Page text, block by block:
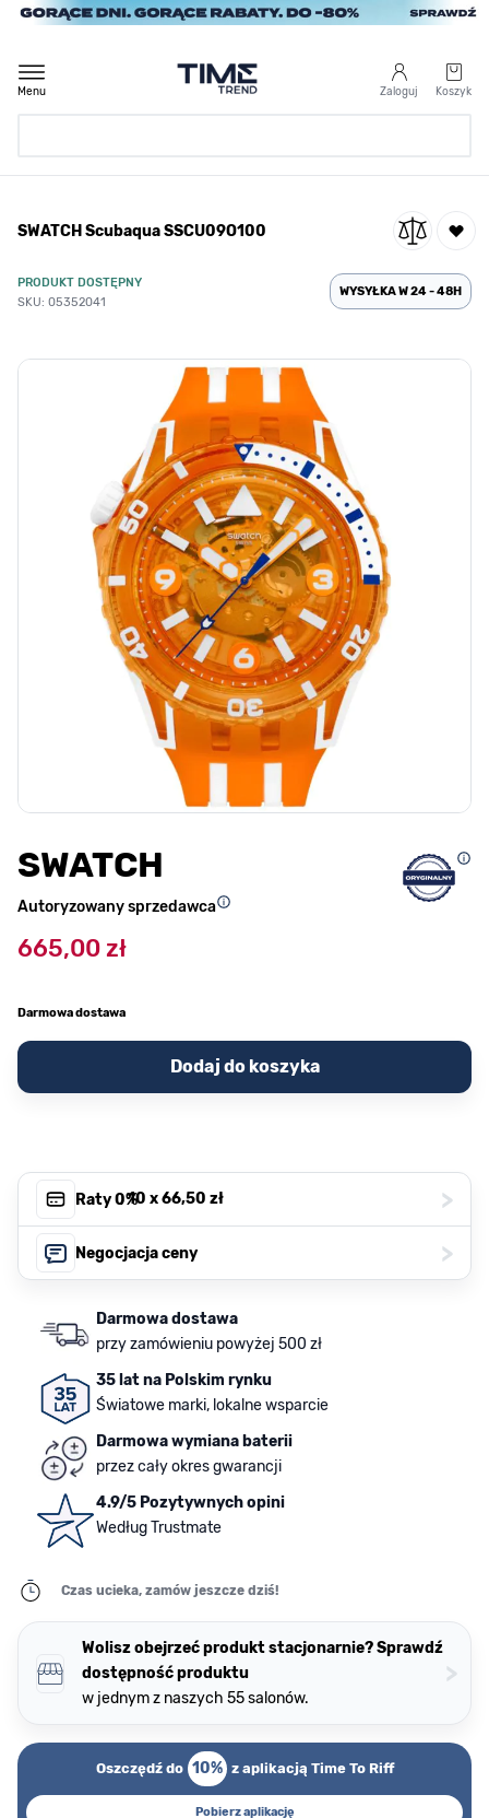
Przejdź do treści
Zaloguj Koszyk
Menu
/ SWATCH Scubaqua SSCU09O100
SWATCH Scubaqua SSCU09O100
PRODUKT DOSTĘPNY
SKU: 05352041
WYSYŁKA W 24 - 48H
SWATCH
Autoryzowany sprzedawca
665,00 zł
Darmowa dostawa
Dodaj do koszyka
Raty 0%, 10 x66,50 zł >
Negocjacja ceny >
Darmowa dostawa
przy zamówieniu powyżej 500 zł
35 lat na Polskim rynku
Światowe marki, lokalne wsparcie
Darmowa wymiana baterii
przez cały okres gwarancji
4.9/5 Pozytywnych opini
Według Trustmate
Czas ucieka, zamów jeszcze dziś!
Wolisz obejrzeć produkt stacjonarnie? Sprawdź
dostępność produktu
w jednym z naszych 55 salonów.
>
Oszczędź do 10% z aplikacją Time To Riff
Pobierz aplikację